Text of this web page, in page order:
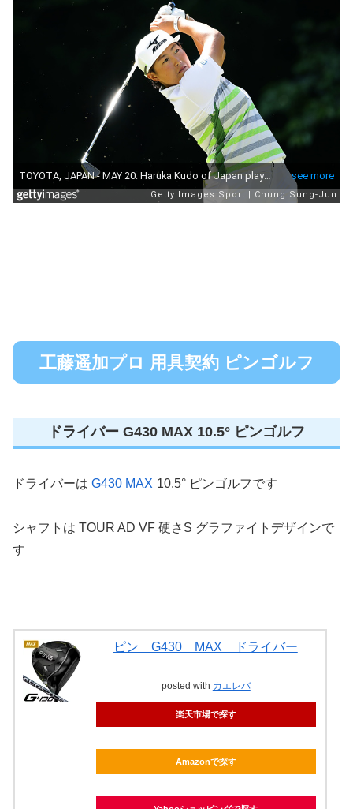
工藤遥加プロ 用具契約 ピンゴルフ
ドライバー G430 MAX 10.5° ピンゴルフ
ドライバーは G430 MAX 10.5° ピンゴルフです
シャフトは TOUR AD VF 硬さS グラファイトデザインで
す
ピン G430 MAX ドライバー
posted with カエレバ
楽天市場で探す
Amazonで探す